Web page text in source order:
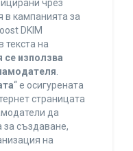
чрез
в кампанията за
DKIM
текста на
се използва
.
“ е осигурената
страницата
да
за създаване,
на